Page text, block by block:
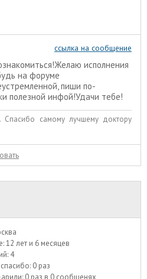
ссылка на сообщение
исполнения
на форуме
пиши по-
полезной инфой!Удачи тебе!
Спасибо самому лучшему доктору
12 лет и 6 месяцев
4
0 раз